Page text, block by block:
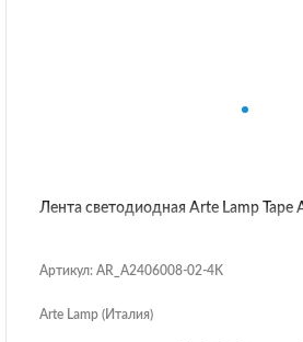
Лента светодиодная Arte Lamp Tape
Артикул: AR_A2406008-02-4K
Arte Lamp (Италия)